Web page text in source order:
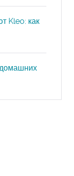
Kleo: как
домашних